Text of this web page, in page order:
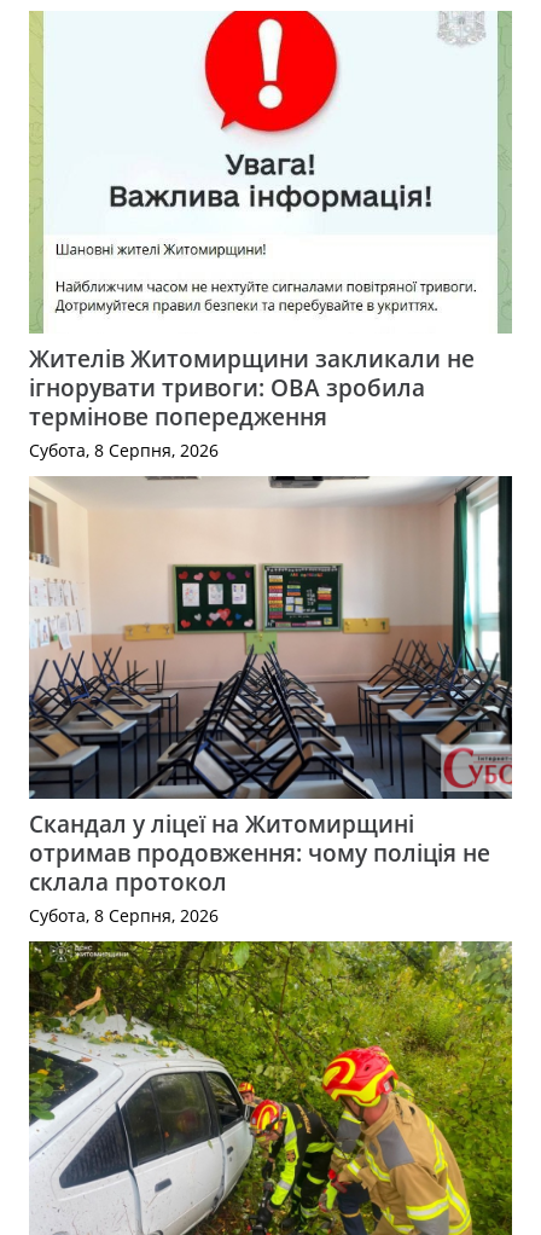
Жителів Житомирщини закликали не
ігнорувати тривоги: ОВА зробила
термінове попередження
Субота, 8 Серпня, 2026
Скандал у ліцеї на Житомирщині
отримав продовження: чому поліція не
склала протокол
Субота, 8 Серпня, 2026